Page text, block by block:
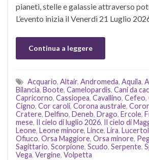
pianeti, stelle e galassie attraverso
L’evento inizia il Venerdì 21 Luglio
Continua a leggere
Acquario, Altair, Andromeda, Aquila,
Bilancia, Boote, Camelopardis, Cani da
Capricorno, Cassiopea, Cavallino, Cefeo,
Cigno, Cor caroli, Corona australe,
Cratere, Delfino, Deneb, Drago, Ercole,
mese, Il cielo di luglio 2026, Il cielo di
Leone, Leone minore, Lince, Lira,
Ofiuco, Orsa Maggiore, Orsa minore,
Sagittario, Scorpione, Scudo, Serpente,
Vega, Vergine, Volpetta